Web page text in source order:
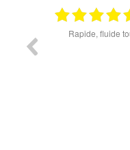
top
Rapide, fluide